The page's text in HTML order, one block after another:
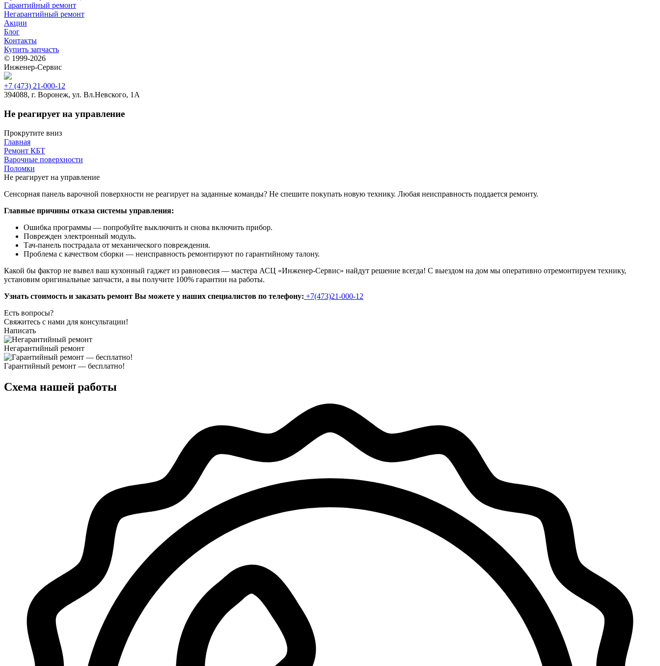
Гарантийный ремонт
Негарантийный ремонт
Акции
Блог
Контакты
Купить запчасть
© 1999‑2026
Инженер‑Сервис
+7 (473) 21-000-12
394088, г. Воронеж, ул. Вл.Невского, 1А
Не реагирует на управление
Прокрутите вниз
Главная
Ремонт КБТ
Варочные поверхности
Поломки
Не реагирует на управление
Сенсорная панель варочной поверхности не реагирует на заданные команды? Не спешите покупать новую технику. Любая неисправность поддается ремонту.
Главные причины отказа системы управления:
Ошибка программы — попробуйте выключить и снова включить прибор.
Поврежден электронный модуль.
Тач-панель пострадала от механического повреждения.
Проблема с качеством сборки — неисправность ремонтируют по гарантийному талону.
Какой бы фактор не вывел ваш кухонный гаджет из равновесия — мастера АСЦ «Инженер-Сервис» найдут решение всегда! С выездом на дом мы оперативно отремонтируем технику,
установим оригинальные запчасти, а вы получите 100% гарантии на работы.
Узнать стоимость и заказать ремонт Вы можете у наших специалистов по телефону: +7(473)21-000-12
Есть вопросы?
Свяжитесь с нами для консультации!
Написать
Негарантийный ремонт
Гарантийный ремонт — бесплатно!
Схема нашей работы